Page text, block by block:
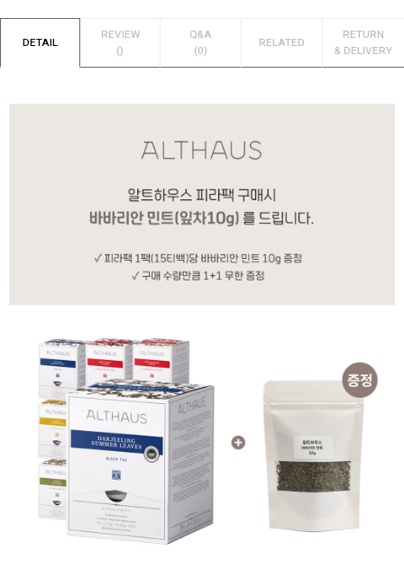
DETAIL
REVIEW
()
Q&A
(0)
RELATED
RETURN
& DELIVERY